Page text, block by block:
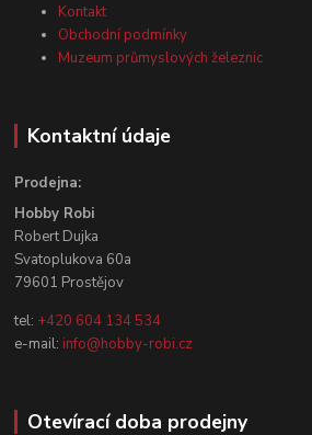
Kontakt
Obchodní podmínky
Muzeum průmyslových železnic
Kontaktní údaje
Prodejna:
Hobby Robi
Robert Dujka
Svatoplukova 60a
79601 Prostějov
tel: +420 604 134 534
e-mail: info@hobby-robi.cz
Otevírací doba prodejny